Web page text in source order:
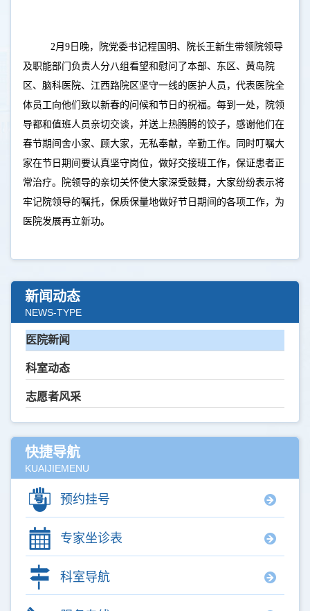
2月9日晚，院党委书记程国明、院长王新生带领院领导
及职能部门负责人分八组看望和慰问了本部、东区、黄岛院
区、脑科医院、江西路院区坚守一线的医护人员，代表医院全
体员工向他们致以新春的问候和节日的祝福。每到一处，院领
导都和值班人员亲切交谈，并送上热腾腾的饺子，感谢他们在
春节期间舍小家、顾大家，无私奉献，辛勤工作。同时叮嘱大
家在节日期间要认真坚守岗位，做好交接班工作，保证患者正
常治疗。院领导的亲切关怀使大家深受鼓舞，大家纷纷表示将
牢记院领导的嘱托，保质保量地做好节日期间的各项工作，为
医院发展再立新功。
新闻动态
NEWS-TYPE
医院新闻
科室动态
志愿者风采
快捷导航
KUAIJIEMENU
预约挂号
专家坐诊表
科室导航